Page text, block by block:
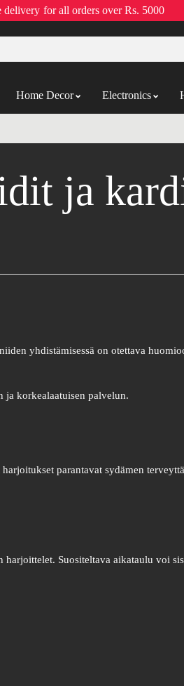
delivery for all orders over Rs. 5000
Home Decor Electronics
ja
yhdistämisessä on otettava
ja korkealaatuisen palvelun.
parantavat sydämen
Suositeltava aikataulu voi